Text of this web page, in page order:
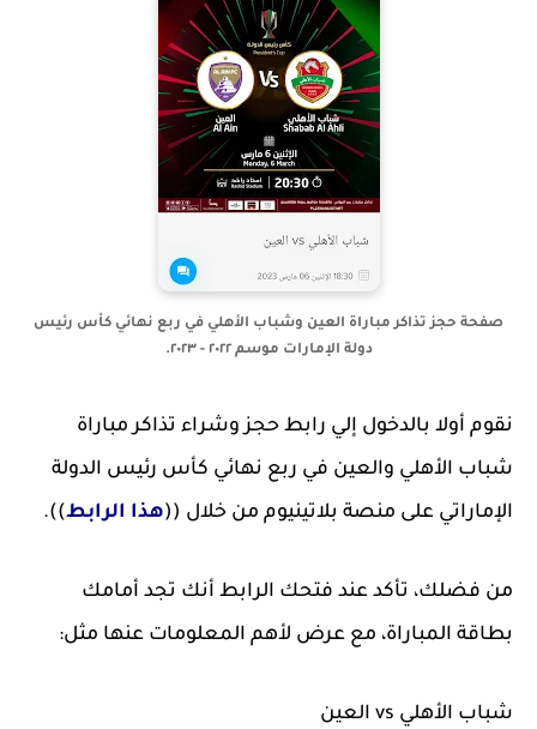
صفحة حجز تذاكر مباراة العين وشباب الأهلي في ربع نهائي كأس رئيس
دولة الإمارات موسم ٢٠٢٢ - ٢٠٢٣.
نقوم أولا بالدخول إلي رابط حجز وشراء تذاكر مباراة
شباب الأهلي والعين في ربع نهائي كأس رئيس الدولة
الإماراتي على منصة بلاتينيوم من خلال ((هذا الرابط)).
من فضلك، تأكد عند فتحك الرابط أنك تجد أمامك
بطاقة المباراة، مع عرض لأهم المعلومات عنها مثل:
شباب الأهلي vs العين